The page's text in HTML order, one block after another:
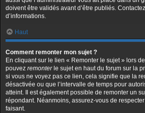
doivent être validés avant d’être publiés.
d’informations.
Haut
Comment remonter mon sujet ?
En cliquant sur le lien « Remonter le sujet » lors
pouvez remonterle sujet en haut du forum sur la
si vous ne voyez pas ce lien, cela signifie que la
désactivée ou que l’intervalle de temps pour
atteint. Il est également possible de remonter un
répondant. Néanmoins, assurez-vous de
faisant.